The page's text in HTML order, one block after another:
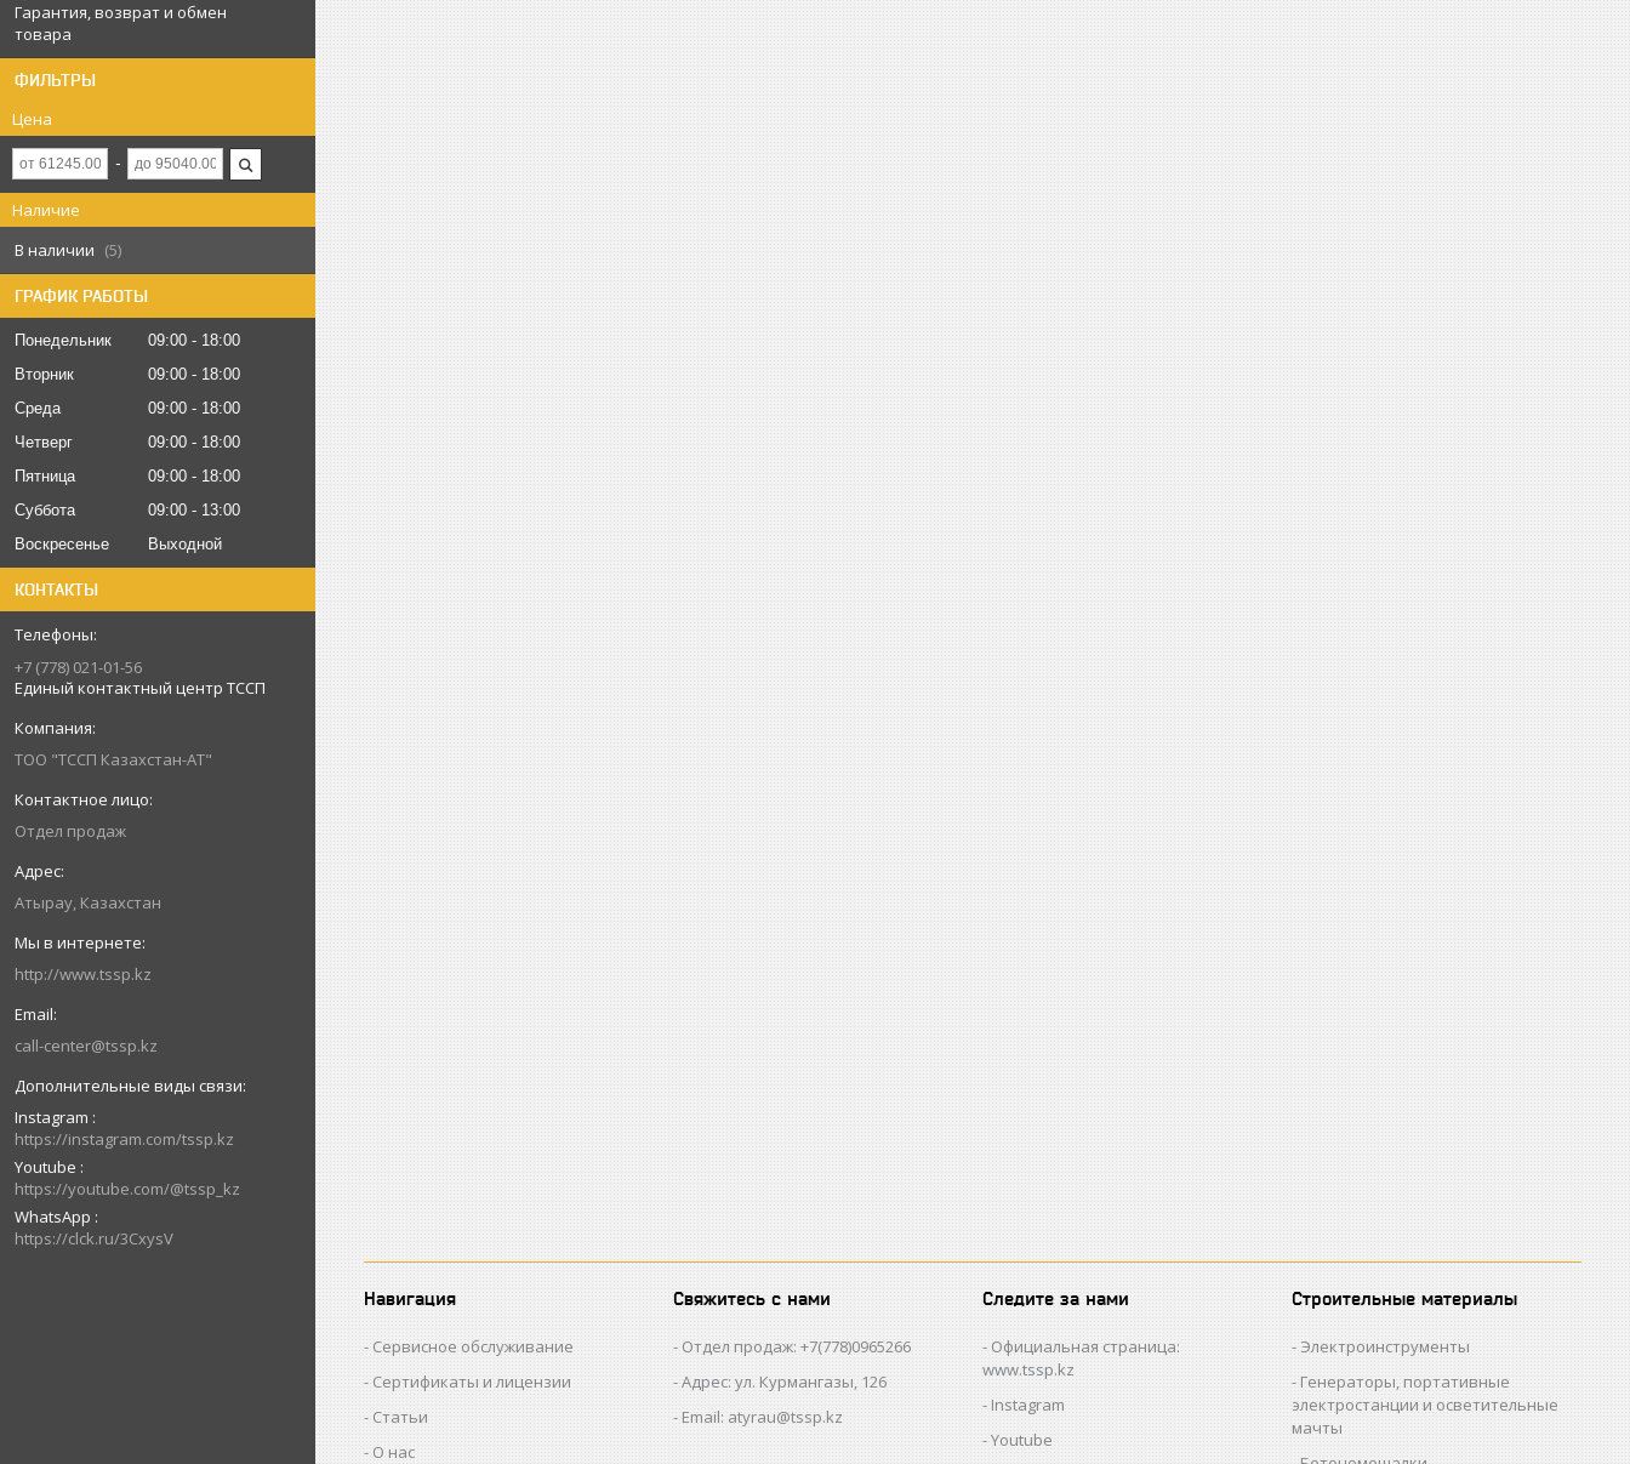
Гарантия, возврат и обмен
товара
ФИЛЬТРЫ
Цена
Наличие
В наличии
5
ГРАФИК РАБОТЫ
Понедельник 09:00
18:00
Вторник
09:00
18:00
Среда
09:00
18:00
Четверг
09:00
18:00
Пятница
09:00
18:00
Суббота
09:00
13:00
Воскресенье
Выходной
КОНТАКТЫ
+7 (778) 021-01-56
Единый контактный центр ТССП
ТОО "ТССП Казахстан-АТ"
Отдел продаж
Атырау, Казахстан
http://www.tssp.kz
call-center@tssp.kz
Instagram
https://instagram.com/tssp.kz
Youtube
https://youtube.com/@tssp_kz
WhatsApp
https://clck.ru/3CxysV
Навигация
Сервисное обслуживание
Сертификаты и лицензии
Статьи
О нас
Свяжитесь с нами
Отдел продаж: +7(778)0965266
Адрес: ул. Курмангазы, 126
Email: atyrau@tssp.kz
Следите за нами
Официальная страница:
www.tssp.kz
Instagram
Youtube
Строительные материалы
Электроинструменты
Генераторы, портативные
электростанции и осветительные
мачты